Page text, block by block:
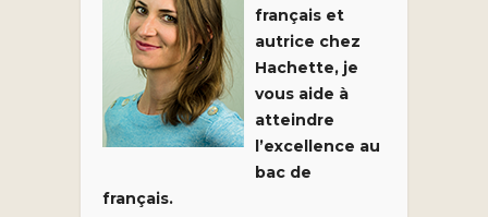
français et
autrice chez
Hachette, je
vous aide à
atteindre
l’excellence au
bac de
français.